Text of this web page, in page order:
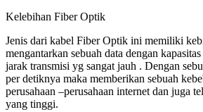
Kelebihan Fiber Optik
Jenis dari kabel Fiber Optik ini memiliki
mengantarkan sebuah data dengan
jarak transmisi yg sangat jauh . Dengan
per detiknya maka memberikan sebuah
perusahaan –perusahaan internet dan juga
yang tinggi.